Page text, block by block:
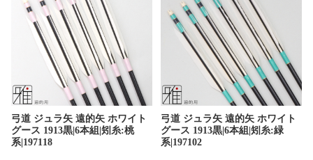
弓道 ジュラ矢 遠的矢 ホワイト
グース 1913黒|6本組|矧糸:桃
系|197118
弓道 ジュラ矢 遠的矢 ホワイト
グース 1913黒|6本組|矧糸:緑
系|197102